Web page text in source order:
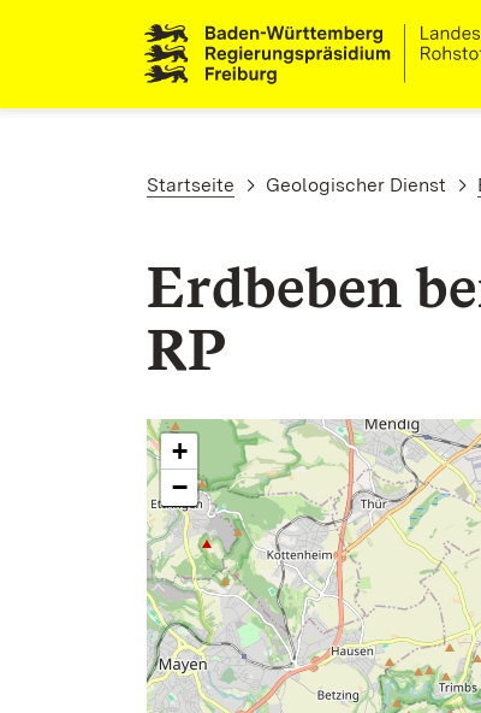
Pfadnavigation
Startseite Geologischer Dienst
Erdbeben
RP
+
−